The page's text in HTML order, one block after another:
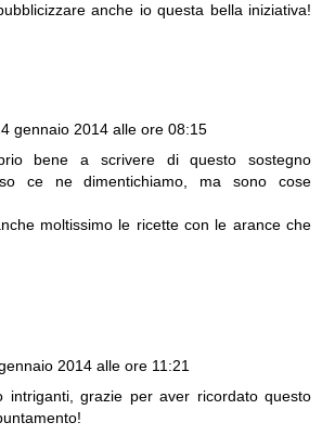
anche io questa bella iniziativa!
gennaio 2014 alle ore 08:15
bene a scrivere di questo sostegno
ce ne dimentichiamo, ma sono cose
moltissimo le ricette con le arance che
2014 alle ore 11:21
intriganti, grazie per aver ricordato questo